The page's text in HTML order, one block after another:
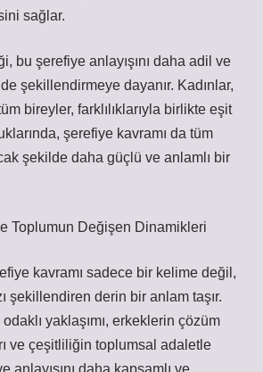
sağlar.
bu şerefiye anlayışını daha adil ve
şekillendirmeye dayanır. Kadınlar,
bireyler, farklılıklarıyla birlikte eşit
şerefiye kavramı da tüm
şekilde daha güçlü ve anlamlı bir
Toplumun Değişen Dinamikleri
kavramı sadece bir kelime değil,
şekillendiren derin bir anlam taşır.
odaklı yaklaşımı, erkeklerin çözüm
ve çeşitliliğin toplumsal adaletle
anlayışını daha kapsamlı ve